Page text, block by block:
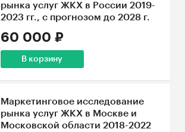
рынка услуг ЖКХ в России 2019-
2023 гг., с прогнозом до 2028 г.
60 000 ₽
В корзину
Маркетинговое исследование
рынка услуг ЖКХ в Москве и
Московской области 2018-2022